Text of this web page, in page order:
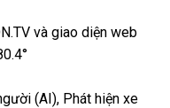
và giao diện web
(AI), Phát hiện xe